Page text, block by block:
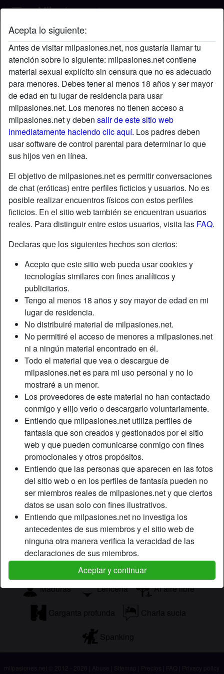
Acepta lo siguiente:
Antes de visitar milpasiones.net, nos gustaría llamar tu
atención sobre lo siguiente: milpasiones.net contiene
material sexual explícito sin censura que no es adecuado
para menores. Debes tener al menos 18 años y ser mayor
de edad en tu lugar de residencia para usar
milpasiones.net. Los menores no tienen acceso a
milpasiones.net y deben salir de este sitio web
inmediatamente haciendo clic aquí. Los padres deben
usar software de control parental para determinar lo que
sus hijos ven en línea.
El objetivo de milpasiones.net es permitir conversaciones
de chat (eróticas) entre perfiles ficticios y usuarios. No es
posible realizar encuentros físicos con estos perfiles
ficticios. En el sitio web también se encuentran usuarios
reales. Para distinguir entre estos usuarios, visita las FAQ.
Declaras que los siguientes hechos son ciertos:
Acepto que este sitio web pueda usar cookies y
tecnologías similares con fines analíticos y
publicitarios.
Tengo al menos 18 años y soy mayor de edad en mi
lugar de residencia.
No distribuiré material de milpasiones.net.
No permitiré el acceso de menores a milpasiones.net
ni a ningún material encontrado en él.
Todo el material que vea o descargue de
milpasiones.net es para mi uso personal y no lo
mostraré a un menor.
Los proveedores de este material no han contactado
conmigo y elijo verlo o descargarlo voluntariamente.
Entiendo que milpasiones.net utiliza perfiles de
fantasía que son creados y gestionados por el sitio
web y que pueden comunicarse conmigo con fines
promocionales y otros propósitos.
Entiendo que las personas que aparecen en las fotos
del sitio web o en los perfiles de fantasía pueden no
ser miembros reales de milpasiones.net y que ciertos
datos se usan solo con fines ilustrativos.
Entiendo que milpasiones.net no investiga los
antecedentes de sus miembros y el sitio web de
ninguna otra manera verifica la veracidad de las
declaraciones de sus miembros.
Aceptar y continuar
fun2bewith's perfil
starAgregar chatChatea ahora
Apodo:
Fun2bewith
Edad:
48
País:
España
Provincia:
Género:
Mujer
Sexualidad:
Color de cabello:
Rubio
Afeitado:
Sí
Fumador:
Sí
Descripción
La clásica mujer de carrera, milf independiente, divorciada,
guapa, elegante y fogosa. Busco machos guapos y
siempre "listos para usar". Soy una mujer libre, mi libertad
la gané con dificultad y tengo mucha envidia de ella,
contáctame y no te arrepentirás.
Está buscando
Africano, Asiático, Caucásico, Oriente Medio, Latino
Etiquetas
Mamadas Oral Juego de roles
Ver porno Juguetes sexuales Pajas
Maduras Lencería Al aire libre
Garganta profunda Charla sucia
Spanking